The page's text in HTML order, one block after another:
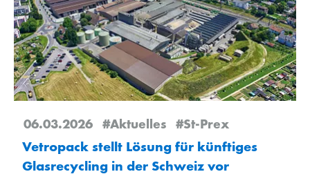
06.03.2026 #Aktuelles #St-Prex
Vetropack stellt Lösung für künftiges
Glasrecycling in der Schweiz vor